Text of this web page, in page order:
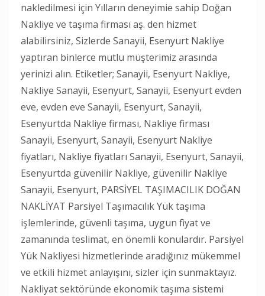
nakledilmesi için Yılların deneyimie sahip Doğan
Nakliye ve taşıma firması aş. den hizmet
alabilirsiniz, Sizlerde Sanayii, Esenyurt Nakliye
yaptıran binlerce mutlu müşterimiz arasında
yerinizi alın. Etiketler; Sanayii, Esenyurt Nakliye,
Nakliye Sanayii, Esenyurt, Sanayii, Esenyurt evden
eve, evden eve Sanayii, Esenyurt, Sanayii,
Esenyurtda Nakliye firması, Nakliye firması
Sanayii, Esenyurt, Sanayii, Esenyurt Nakliye
fiyatları, Nakliye fiyatları Sanayii, Esenyurt, Sanayii,
Esenyurtda güvenilir Nakliye, güvenilir Nakliye
Sanayii, Esenyurt, PARSİYEL TAŞIMACILIK DOĞAN
NAKLİYAT Parsiyel Taşımacılık Yük taşıma
işlemlerinde, güvenli taşıma, uygun fiyat ve
zamanında teslimat, en önemli konulardır. Parsiyel
Yük Nakliyesi hizmetlerinde aradığınız mükemmel
ve etkili hizmet anlayışını, sizler için sunmaktayız.
Nakliyat sektöründe ekonomik taşıma sistemi